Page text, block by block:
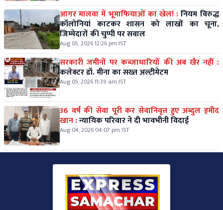
आगर मालवा में भूमाफियाओं का खेल! :नियम विरुद्ध
कॉलोनियां काटकर शासन को लाखों का चूना,
जिम्मेदारों की चुप्पी पर सवाल
Aug 05, 2026 12:26 pm IST
सरकारी जमीनों पर कब्जाधारियों की अब खैर नहीं :
कलेक्टर डॉ. मीना का सख्त अल्टीमेटम
Aug 05, 2026 11:39 am IST
36 वर्ष की सेवा पूरी कर सेवानिवृत्त हुए अब्दुल हमीद
खान :न्यायिक परिवार ने दी भावभीनी विदाई
Aug 04, 2026 04:07 pm IST